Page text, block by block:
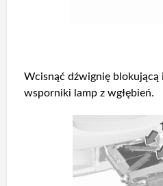
Wcisnąć dźwignię blokującą
wsporniki lamp z wgłębień.